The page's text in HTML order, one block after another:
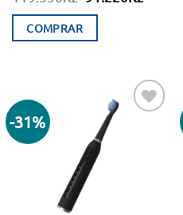
era:
COMPRAR
-31%
Adicionar